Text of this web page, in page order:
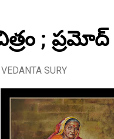
; ప్రమోద్
VEDANTA SURY